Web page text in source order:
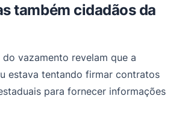
também cidadãos da
do vazamento revelam que a
estava tentando firmar contratos
para fornecer informações